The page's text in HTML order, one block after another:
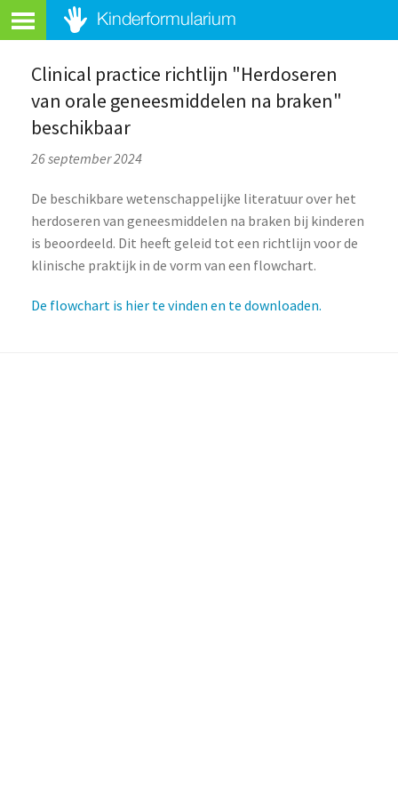
Clinical practice richtlijn "Herdoseren
van orale geneesmiddelen na braken"
beschikbaar
26 september 2024
De beschikbare wetenschappelijke literatuur over het
herdoseren van geneesmiddelen na braken bij kinderen
is beoordeeld. Dit heeft geleid tot een richtlijn voor de
klinische praktijk in de vorm van een flowchart.
De flowchart is hier te vinden en te downloaden.